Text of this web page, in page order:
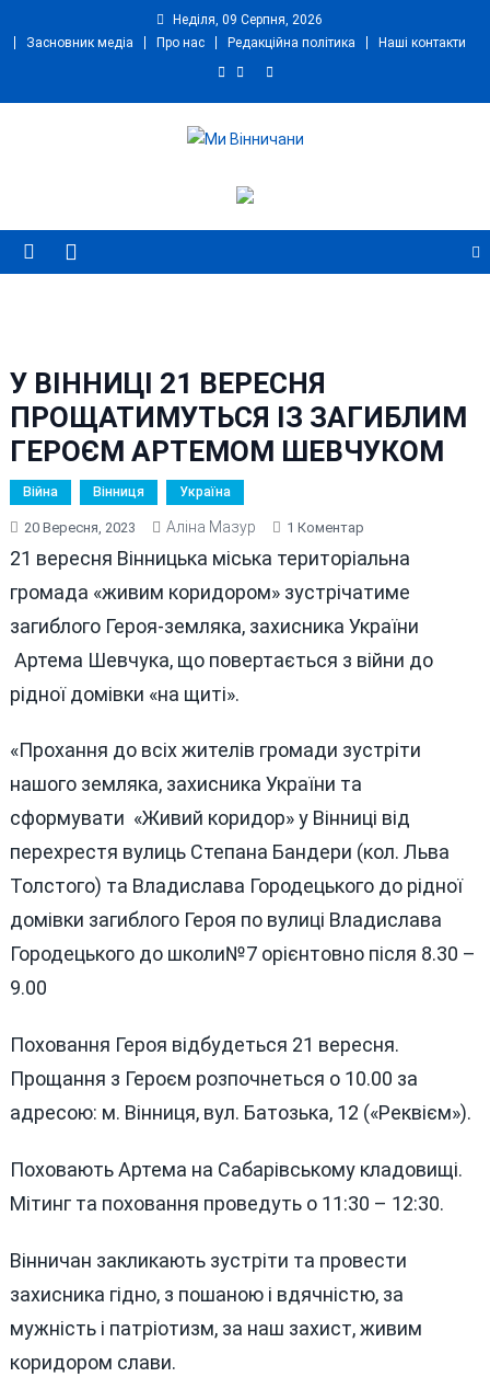
Неділя, 09 Серпня, 2026
Засновник медіа
Про нас Редакційна політика Наші контакти
У ВІННИЦІ 21 ВЕРЕСНЯ
ПРОЩАТИМУТЬСЯ ІЗ ЗАГИБЛИМ
ГЕРОЄМ АРТЕМОМ ШЕВЧУКОМ
Війна Вінниця Україна
20 Вересня, 2023 Аліна Мазур 1 КоментарДо
У
21
ВЕРЕСНЯ
ПРОЩАТИМУТЬСЯ
АРТЕМОМ
21 вересня Вінницька міська територіальна
громада «живим коридором» зустрічатиме
загиблого Героя-земляка, захисника України
Артема Шевчука, що повертається з війни до
рідної домівки «на щиті».
«Прохання до всіх жителів громади зустріти
нашого земляка, захисника України та
сформувати «Живий коридор» у Вінниці від
перехрестя вулиць Степана Бандери (кол. Льва
Толстого) та Владислава Городецького до рідної
домівки загиблого Героя по вулиці Владислава
Городецького до школи№7 орієнтовно після 8.30 –
9.00
Поховання Героя відбудеться 21 вересня.
Прощання з Героєм розпочнеться о 10.00 за
адресою: м. Вінниця, вул. Батозька, 12 («Реквієм»).
Поховають Артема на Сабарівському кладовищі.
Мітинг та поховання проведуть о 11:30 – 12:30.
Вінничан закликають зустріти та провести
захисника гідно, з пошаною і вдячністю, за
мужність і патріотизм, за наш захист, живим
коридором слави.